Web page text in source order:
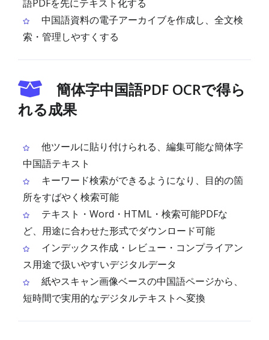
語PDFを先にテキスト化する
中国語資料の電子アーカイブを作成し、全文検
索・管理しやすくする
簡体字中国語PDF OCRで得ら
れる成果
他ツールに貼り付けられる、編集可能な簡体字
中国語テキスト
キーワード検索ができるようになり、目的の箇
所をすばやく検索可能
テキスト・Word・HTML・検索可能PDFな
ど、用途に合わせた形式でダウンロード可能
インデックス作成・レビュー・コンプライアン
ス用途で扱いやすいデジタルデータ
紙やスキャン画像ベースの中国語ページから、
短時間で実用的なデジタルテキストへ変換